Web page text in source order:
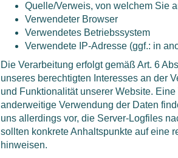
Quelle/Verweis, von welchem Sie
Verwendeter Browser
Verwendetes Betriebssystem
Verwendete IP-Adresse (ggf.: in
Die Verarbeitung erfolgt gemäß Art. 6
unseres berechtigten Interesses an der
und Funktionalität unserer Website.
anderweitige Verwendung der Daten
uns allerdings vor, die Server-Logfiles
sollten konkrete Anhaltspunkte auf eine
hinweisen.